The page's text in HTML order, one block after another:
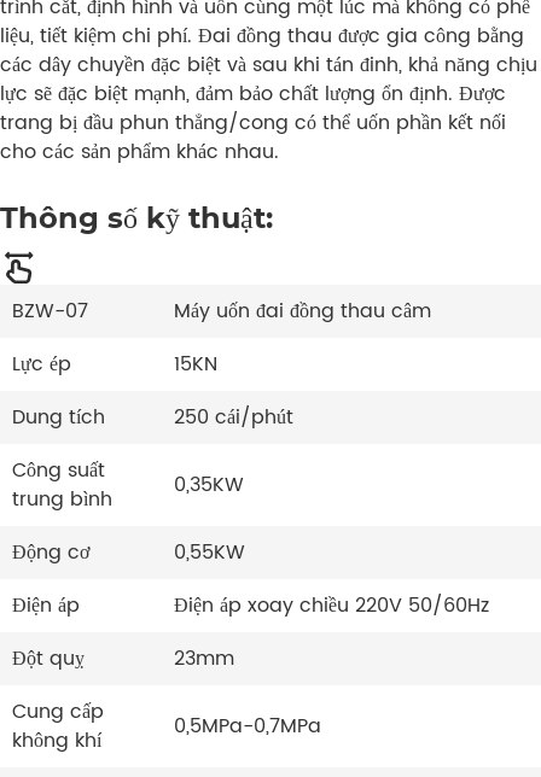
trình cắt, định hình và uốn cùng một lúc mà không có phế
liệu, tiết kiệm chi phí. Đai đồng thau được gia công bằng
các dây chuyền đặc biệt và sau khi tán đinh, khả năng chịu
lực sẽ đặc biệt mạnh, đảm bảo chất lượng ổn định. Được
trang bị đầu phun thẳng/cong có thể uốn phần kết nối
cho các sản phẩm khác nhau.
Thông số kỹ thuật:
BZW-07
Máy uốn đai đồng thau câm
Lực ép
15KN
Dung tích
250 cái/phút
Công suất
trung bình
0,35KW
Động cơ
0,55KW
Điện áp
Điện áp xoay chiều 220V 50/60Hz
Đột quỵ
23mm
Cung cấp
không khí
0,5MPa-0,7MPa